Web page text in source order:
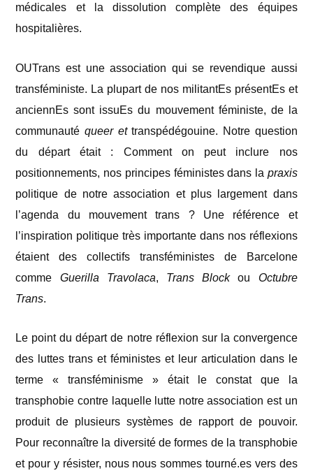
médicales et la dissolution complète des équipes
hospitalières.
OUTrans est une association qui se revendique aussi
transféministe. La plupart de nos militantEs présentEs et
anciennEs sont issuEs du mouvement féministe, de la
communautéqueer ettranspédégouine. Notre question
du départ était : Comment on peut inclure nos
positionnements, nos principes féministes dans la praxis
politique de notre association et plus largement dans
l’agenda du mouvement trans ? Une référence et
l’inspiration politique très importante dans nos réflexions
étaient des collectifs transféministes de Barcelone
comme Guerilla Travolaca, Trans Blockou Octubre
Trans.
Le point du départ de notre réflexion sur la convergence
des luttes trans et féministes et leur articulation dans le
terme « transféminisme » était le constat que la
transphobie contre laquelle lutte notre association est un
produit de plusieurs systèmes de rapport de pouvoir.
Pour reconnaître la diversité de formes de la transphobie
et pour y résister, nous nous sommes tourné.es vers des